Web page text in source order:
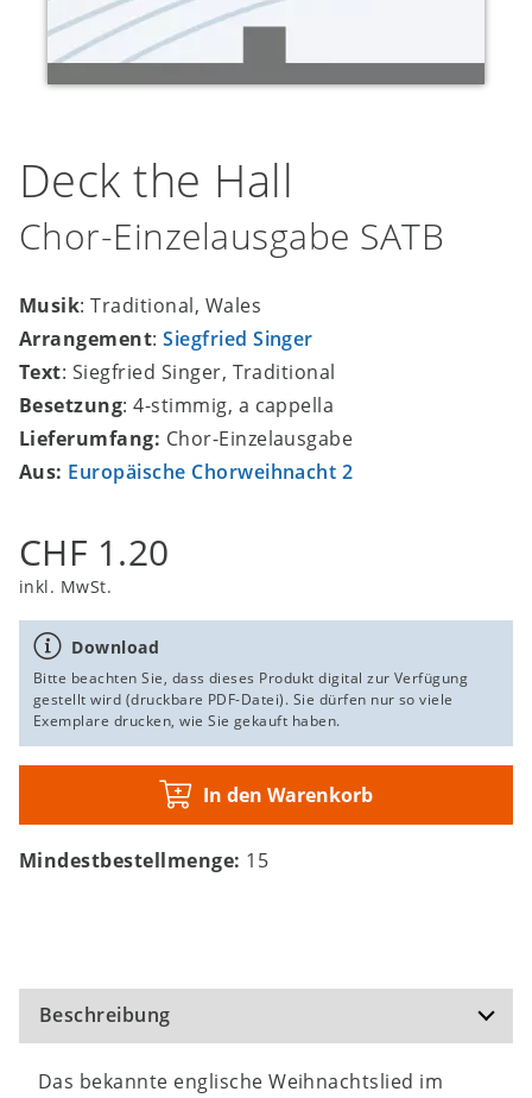
Deck the Hall
Chor-Einzelausgabe SATB
Musik: Traditional, Wales
Arrangement:Siegfried Singer
Text: Siegfried Singer, Traditional
Besetzung: 4-stimmig, a cappella
Lieferumfang: Chor-Einzelausgabe
Aus: Europäische Chorweihnacht 2
CHF 1.20
inkl. MwSt.
Download
Bitte beachten Sie, dass dieses Produkt digital zur Verfügung
gestellt wird (druckbare PDF-Datei). Sie dürfen nur so viele
Exemplare drucken, wie Sie gekauft haben.
In den Warenkorb
Mindestbestellmenge: 15
Beschreibung
Das bekannte englische Weihnachtslied im